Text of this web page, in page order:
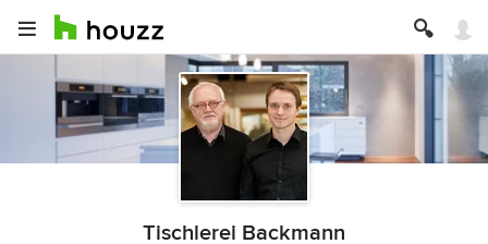
Tischlerei Backmann